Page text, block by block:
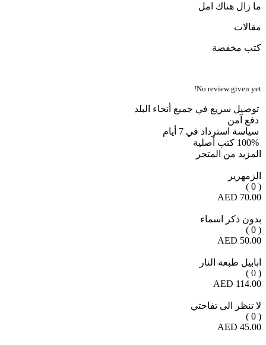
ما زال هناك امل
مقالات
كتب مخفضة
No review given yet!
توصيل سريع في جميع أنحاء البلد
دفع آمن
سياسة استرداد في 7 أيام
100% كتب أصلية
المزيد من المتجر
الزمهرير
( 0 )
70.00 AED
بدون ذكر اسماء
( 0 )
50.00 AED
ابابيل طبعة النار
( 0 )
114.00 AED
لا تنظر الى تفاحتي
( 0 )
45.00 AED